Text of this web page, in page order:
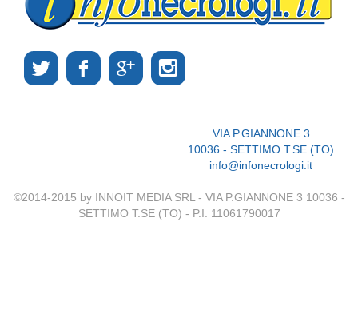
VIA P.GIANNONE 3
10036 - SETTIMO T.SE (TO)
info@infonecrologi.it
©2014-2015 by INNOIT MEDIA SRL - VIA P.GIANNONE 3 10036 -
SETTIMO T.SE (TO) - P.I. 11061790017